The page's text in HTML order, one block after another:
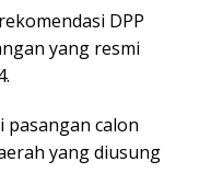
DPP
yang resmi
pasangan calon
yang diusung